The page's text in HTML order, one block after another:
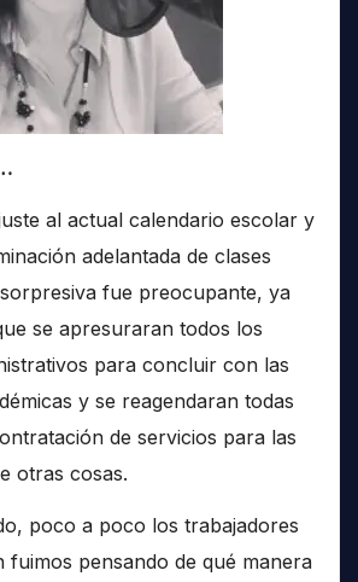
al actual calendario escolar y
adelantada de clases
fue preocupante, ya
se apresuraran todos los
para concluir con las
y se reagendaran todas
de servicios para las
otras cosas.
poco a poco los trabajadores
fuimos pensando de qué manera